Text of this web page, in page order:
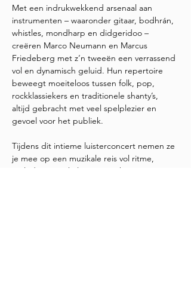
Met een indrukwekkend arsenaal aan
instrumenten – waaronder gitaar, bodhrán,
whistles, mondharp en didgeridoo –
creëren Marco Neumann en Marcus
Friedeberg met z’n tweeën een verrassend
vol en dynamisch geluid. Hun repertoire
beweegt moeiteloos tussen folk, pop,
rockklassiekers en traditionele shanty’s,
altijd gebracht met veel spelplezier en
gevoel voor het publiek.
Tijdens dit intieme luisterconcert nemen ze
je mee op een muzikale reis vol ritme,
melodie en verhalen. Verwacht geen